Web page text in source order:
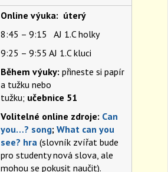
Online výuka: úterý
8:45 – 9:15 AJ 1.C holky
9:25 – 9:55 AJ 1.C kluci
Během výuky: přineste si papír
a tužku nebo
tužku; učebnice 51
Volitelné online zdroje: Can
you…? song; What can you
see? hra (slovník zvířat bude
pro studenty nová slova, ale
mohou se pokusit naučit).